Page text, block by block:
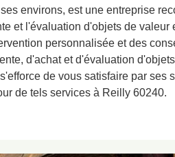
environs, est une entreprise
et l'évaluation d'objets de valeur
personnalisée et des
d'achat et d'évaluation d'objets
de vous satisfaire par ses
de tels services à Reilly 60240.